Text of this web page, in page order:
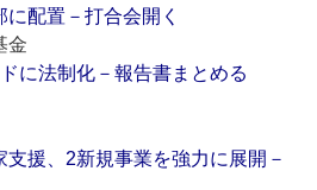
配置－打合会開く
金
に法制化－報告書まとめる
支援、2新規事業を強力に展開－